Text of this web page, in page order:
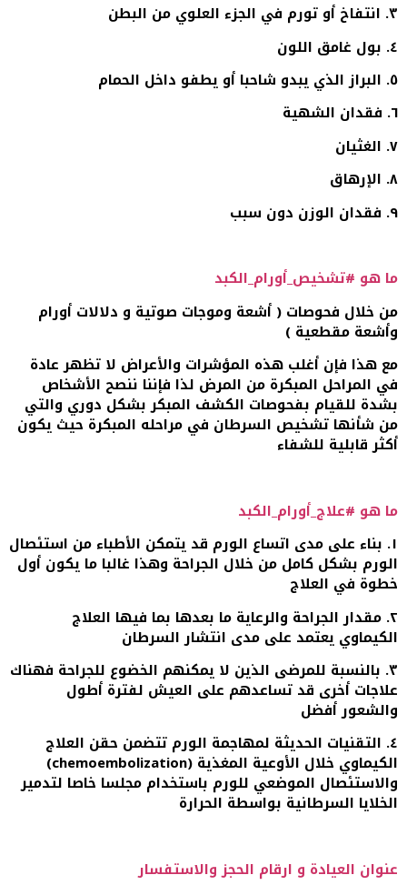
٣. انتفاخ أو تورم في الجزء العلوي من البطن
٤. بول غامق اللون
٥. البراز الذي يبدو شاحبا أو يطفو داخل الحمام
٦. فقدان الشهية
٧. الغثيان
٨. الإرهاق
٩. فقدان الوزن دون سبب
ما هو #تشخيص_أورام_الكبد
من خلال فحوصات ( أشعة وموجات صوتية و دلالات أورام
وأشعة مقطعية )
مع هذا فإن أغلب هذه المؤشرات والأعراض لا تظهر عادة
في المراحل المبكرة من المرض لذا فإننا ننصح الأشخاص
بشدة للقيام بفحوصات الكشف المبكر بشكل دوري والتي
من شأنها تشخيص السرطان في مراحله المبكرة حيث يكون
أكثر قابلية للشفاء
ما هو #علاج_أورام_الكبد
١. بناء على مدى اتساع الورم قد يتمكن الأطباء من استئصال
الورم بشكل كامل من خلال الجراحة وهذا غالبا ما يكون أول
خطوة في العلاج
٢. مقدار الجراحة والرعاية ما بعدها بما فيها العلاج
الكيماوي يعتمد على مدى انتشار السرطان
٣. بالنسبة للمرضى الذين لا يمكنهم الخضوع للجراحة فهناك
علاجات أخرى قد تساعدهم على العيش لفترة أطول
والشعور أفضل
٤. التقنيات الحديثة لمهاجمة الورم تتضمن حقن العلاج
الكيماوي خلال الأوعية المغذية (chemoembolization)
والاستئصال الموضعي للورم باستخدام مجلسا خاصا لتدمير
الخلايا السرطانية بواسطة الحرارة
عنوان العيادة و ارقام الحجز والاستفسار